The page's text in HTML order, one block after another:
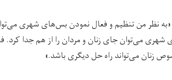
نظر من تنظیم و فعال نمودن بس‌های شهری
می‌توان جای زنان و ‌‌مردان را از هم جدا کرد.
زنان می‌تواند راه حل دیگری باشد.»